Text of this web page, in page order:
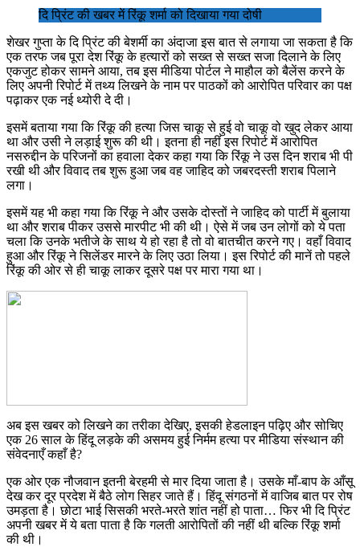
दि प्रिंट की खबर में रिंकू शर्मा को दिखाया गया दोषी
शेखर गुप्ता के दि प्रिंट की बेशर्मी का अंदाजा इस बात से लगाया जा सकता है कि
एक तरफ जब पूरा देश रिंकू के हत्यारों को सख्त से सख्त सजा दिलाने के लिए
एकजुट होकर सामने आया, तब इस मीडिया पोर्टल ने माहौल को बैलेंस करने के
लिए अपनी रिपोर्ट में तथ्य लिखने के नाम पर पाठकों को आरोपित परिवार का पक्ष
पढ़ाकर एक नई थ्योरी दे दी।
इसमें बताया गया कि रिंकू की हत्या जिस चाकू से हुई वो चाकू वो खुद लेकर आया
था और उसी ने लड़ाई शुरू की थी। इतना ही नहीं इस रिपोर्ट में आरोपित
नसरुद्दीन के परिजनों का हवाला देकर कहा गया कि रिंकू ने उस दिन शराब भी पी
रखी थी और विवाद तब शुरू हुआ जब वह जाहिद को जबरदस्ती शराब पिलाने
लगा।
इसमें यह भी कहा गया कि रिंकू ने और उसके दोस्तों ने जाहिद को पार्टी में बुलाया
था और शराब पीकर उससे मारपीट भी की थी। ऐसे में जब उन लोगों को ये पता
चला कि उनके भतीजे के साथ ये हो रहा है तो वो बातचीत करने गए। वहाँ विवाद
हुआ और रिंकू ने सिलेंडर मारने के लिए उठा लिया। इस रिपोर्ट की मानें तो पहले
रिंकू की ओर से ही चाकू लाकर दूसरे पक्ष पर मारा गया था।
अब इस खबर को लिखने का तरीका देखिए, इसकी हेडलाइन पढ़िए और सोचिए
एक 26 साल के हिंदू लड़के की असमय हुई निर्मम हत्या पर मीडिया संस्थान की
संवेदनाएँ कहाँ है?
एक ओर एक नौजवान इतनी बेरहमी से मार दिया जाता है। उसके माँ-बाप के आँसू
देख कर दूर प्रदेश में बैठे लोग सिहर जाते हैं। हिंदू संगठनों में वाजिब बात पर रोष
उमड़ता है। छोटा भाई सिसकी भरते-भरते शांत नहीं हो पाता… फिर भी दि प्रिंट
अपनी खबर में ये बता पाता है कि गलती आरोपितों की नहीं थी बल्कि रिंकू शर्मा
की थी।